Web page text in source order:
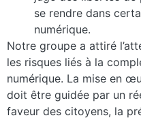
se rendre dans
numérique.
Notre groupe a attiré
les risques liés à la
numérique. La mise en
doit être guidée par un
faveur des citoyens, la